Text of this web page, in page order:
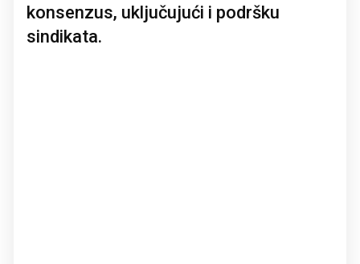
konsenzus, uključujući i podršku
sindikata.